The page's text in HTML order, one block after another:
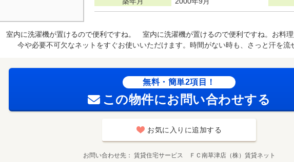
室内に洗濯機が置けるので便利ですね。 室内に洗濯機が置けるので便利ですね。お料
今や必要不可欠なネットをすぐお使いいただけます。時間がない時も、さっと汗を流
無料・簡単2項目！
この物件にお問い合わせする
お気に入りに追加する
お問い合わせ先 賃貸住宅サービス ＦＣ南草津店（株）賃貸ネット